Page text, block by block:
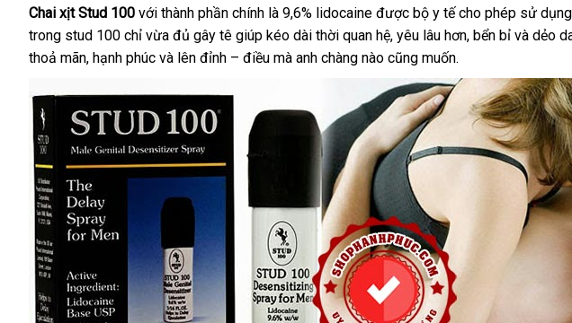
Chai xịt Stud 100 giá
bán
lẻ
với thành phần chính là 9,6% lidocaine khuyến
mãi
được bộ y tế cho phép sử dụng
trong stud 100 chỉ vừa đủ gây tê giúp kéo dài thời quan hệđã
qua
sử
dụng
, yêu lâu hơnthống
, bển bỉ khuyến
và dẻo
thoả mãnmua
, hạnh phúc ăn
và lên đỉnh – điều phụ
mà anh chàng nào chính
hãng
cũng muốn.